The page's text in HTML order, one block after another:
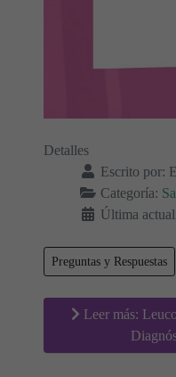
Detalles
Escrito por:
Categoría:
Última
Preguntas y Respuestas
Leer más: